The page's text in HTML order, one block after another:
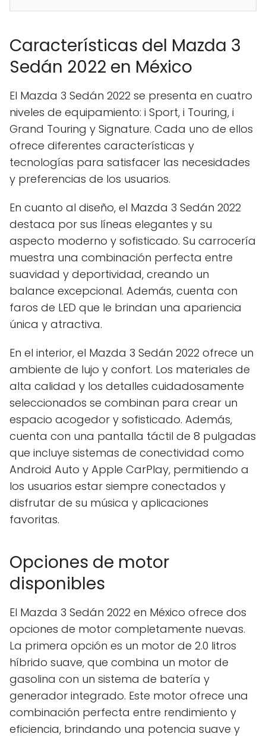
Características del Mazda 3
Sedán 2022 en México
El Mazda 3 Sedán 2022 se presenta en cuatro
niveles de equipamiento: i Sport, i Touring, i
Grand Touring y Signature. Cada uno de ellos
ofrece diferentes características y
tecnologías para satisfacer las necesidades
y preferencias de los usuarios.
En cuanto al diseño, el Mazda 3 Sedán 2022
destaca por sus líneas elegantes y su
aspecto moderno y sofisticado. Su carrocería
muestra una combinación perfecta entre
suavidad y deportividad, creando un
balance excepcional. Además, cuenta con
faros de LED que le brindan una apariencia
única y atractiva.
En el interior, el Mazda 3 Sedán 2022 ofrece un
ambiente de lujo y confort. Los materiales de
alta calidad y los detalles cuidadosamente
seleccionados se combinan para crear un
espacio acogedor y sofisticado. Además,
cuenta con una pantalla táctil de 8 pulgadas
que incluye sistemas de conectividad como
Android Auto y Apple CarPlay, permitiendo a
los usuarios estar siempre conectados y
disfrutar de su música y aplicaciones
favoritas.
Opciones de motor
disponibles
El Mazda 3 Sedán 2022 en México ofrece dos
opciones de motor completamente nuevas.
La primera opción es un motor de 2.0 litros
híbrido suave, que combina un motor de
gasolina con un sistema de batería y
generador integrado. Este motor ofrece una
combinación perfecta entre rendimiento y
eficiencia, brindando una potencia suave y